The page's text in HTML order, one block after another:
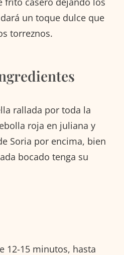
un toque dulce que
torreznos.
rallada por toda la
roja en juliana y
Soria por encima, bien
bocado tenga su
12-15 minutos, hasta